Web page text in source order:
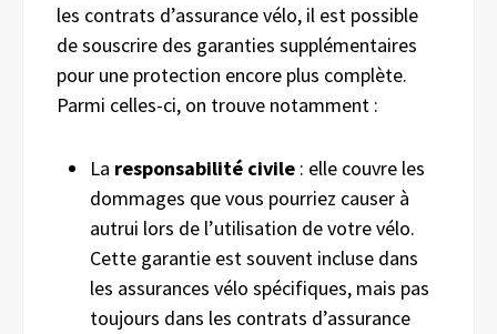
les contrats d’assurance vélo, il est possible
de souscrire des garanties supplémentaires
pour une protection encore plus complète.
Parmi celles-ci, on trouve notamment :
La responsabilité civile : elle couvre les
dommages que vous pourriez causer à
autrui lors de l’utilisation de votre vélo.
Cette garantie est souvent incluse dans
les assurances vélo spécifiques, mais pas
toujours dans les contrats d’assurance